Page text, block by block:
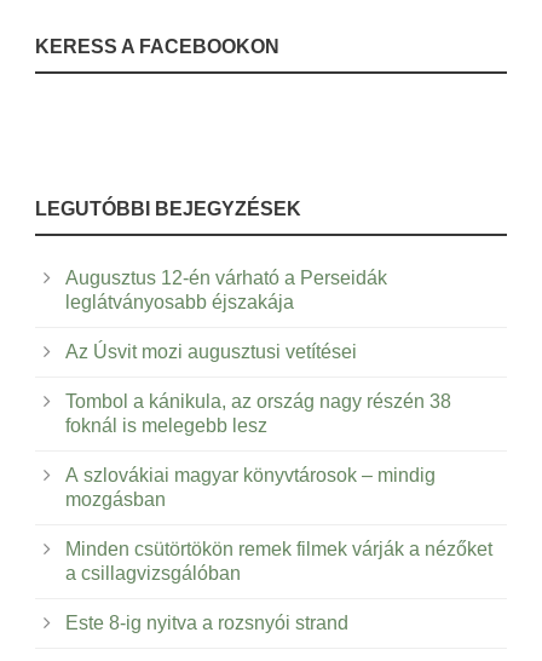
KERESS A FACEBOOKON
LEGUTÓBBI BEJEGYZÉSEK
Augusztus 12-én várható a Perseidák
leglátványosabb éjszakája
Az Úsvit mozi augusztusi vetítései
Tombol a kánikula, az ország nagy részén 38
foknál is melegebb lesz
A szlovákiai magyar könyvtárosok – mindig
mozgásban
Minden csütörtökön remek filmek várják a nézőket
a csillagvizsgálóban
Este 8-ig nyitva a rozsnyói strand